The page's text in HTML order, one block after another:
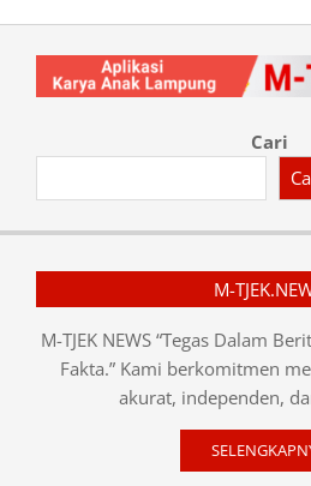
Cari
M-
M-TJEK NEWS “Tegas Dalam
Fakta.” Kami berkomitmen
akurat, independen,